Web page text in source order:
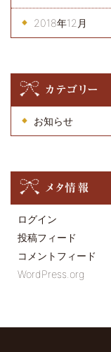
2018年12月
カテゴリー
お知らせ
メタ情報
ログイン
投稿フィード
コメントフィード
WordPress.org